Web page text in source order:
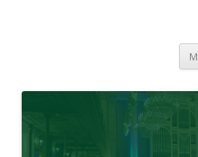
Leitung: